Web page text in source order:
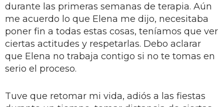
durante las primeras semanas de terapia. Aún
me acuerdo lo que Elena me dijo, necesitaba
poner fin a todas estas cosas, teníamos que ver
ciertas actitudes y respetarlas. Debo aclarar
que Elena no trabaja contigo si no te tomas en
serio el proceso.
Tuve que retomar mi vida, adiós a las fiestas